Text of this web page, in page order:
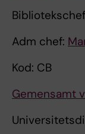
Adm chef:
Kod: CB
Gemensamt